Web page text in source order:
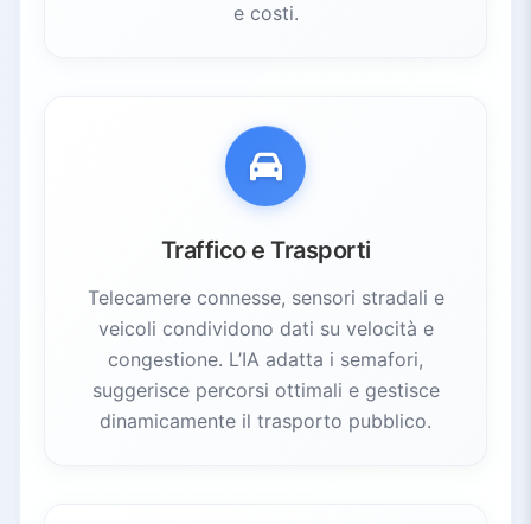
e costi.
Traffico e Trasporti
Telecamere connesse, sensori stradali e
veicoli condividono dati su velocità e
congestione. L’IA adatta i semafori,
suggerisce percorsi ottimali e gestisce
dinamicamente il trasporto pubblico.